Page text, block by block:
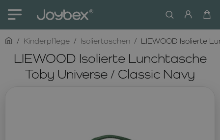
LIEWOOD Isolierte Lunchtasche
Toby Universe / Classic Navy
homeKinderpflege Isoliertaschen LIEWOOD Isolierte